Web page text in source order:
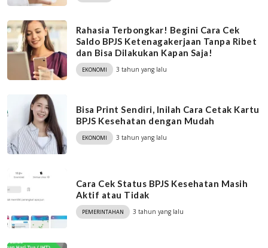
Rahasia Terbongkar! Begini Cara Cek
Saldo BPJS Ketenagakerjaan Tanpa Ribet
dan Bisa Dilakukan Kapan Saja!
EKONOMI 3 tahun yang lalu
Bisa Print Sendiri, Inilah Cara Cetak Kartu
BPJS Kesehatan dengan Mudah
EKONOMI 3 tahun yang lalu
Cara Cek Status BPJS Kesehatan Masih
Aktif atau Tidak
PEMERINTAHAN 3 tahun yang lalu